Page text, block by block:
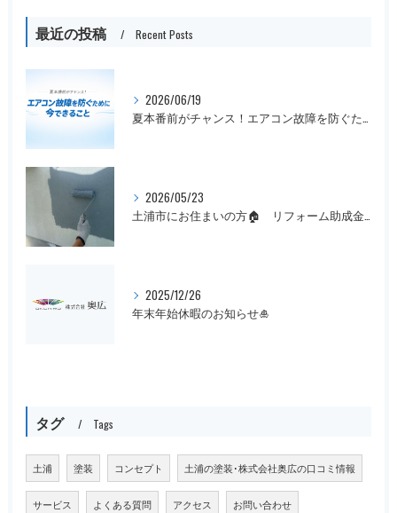
最近の投稿 Recent Posts
2026/06/19
夏本番前がチャンス！エアコン故障を防ぐために今できること
2026/05/23
土浦市にお住まいの方🏠 リフォーム助成金まだ間に合います！
2025/12/26
年末年始休暇のお知らせ🎍
タグ Tags
土浦 塗装 コンセプト 土浦の塗装･株式会社奥広の口コミ情報
サービス よくある質問 アクセス お問い合わせ